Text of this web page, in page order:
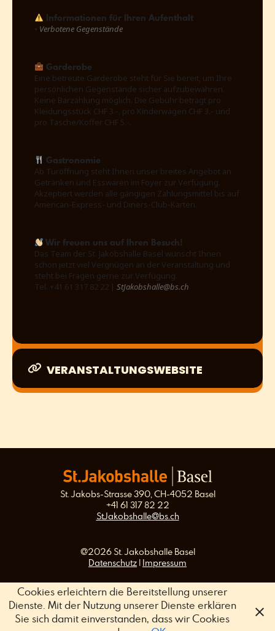
Informationen für Ihren Aufenthalt
• Verbotene Gegenstände
Garderobe
Eine betreute Garderobe steht für Sie bereit, um Ihre
persönlichen Gegenstände sicher aufzubewahren.
Keine Barzahlung möglich. Die Gebühr beträgt pro
Kleidungsstück CHF 3.-, pro Kinderwagen CHF 3.- und
pro Tasche/Koffer CHF 5.-.
Gastronomie
Ab Türöffnung steht Ihnen unser breites Angebot an
Getränken und Esswaren im Foyer zur Verfügung.
Akzeptiert werden alle gängigen Zahlungsmittel bis auf
American-Express- und Diners-Club-Karten.
Wir freuen uns auf Ihren Besuch!
Das Team der St. Jakobshalle Basel wünscht Ihnen
schon jetzt viel Vergnügen an der Veranstaltung und
steht bei Fragen gerne zur Verfügung.
Tel. +41 61 317 82 22 | StJakobshalle@bs.ch
VERANSTALTUNGSWEBSITE
St. Jakobs-Strasse 390, CH-4052 Basel
+41 61 317 82 22
StJakobshalle@bs.ch
@2026 St. Jakobshalle Basel
Datenschutz | Impressum
Cookies erleichtern die Bereitstellung unserer
Dienste. Mit der Nutzung unserer Dienste erklären
Sie sich damit einverstanden, dass wir Cookies